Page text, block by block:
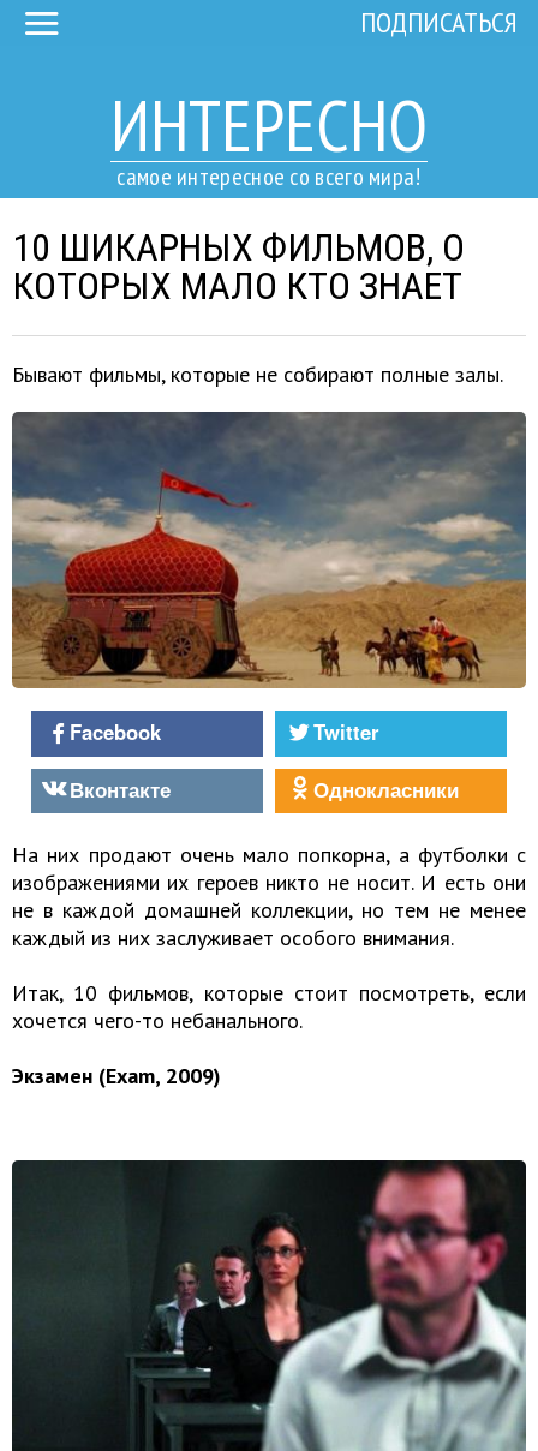
ИНТЕРЕСНО
самое интересное со всего мира!
ПОДПИСАТЬСЯ
10 ШИКАРНЫХ ФИЛЬМОВ, О
КОТОРЫХ МАЛО КТО ЗНАЕТ
Бывают фильмы, которые не собирают полные залы.
Facebook
Twitter
Вконтакте
Однокласники
На них продают очень мало попкорна, а футболки с
изображениями их героев никто не носит. И есть они
не в каждой домашней коллекции, но тем не менее
каждый из них заслуживает особого внимания.
Итак, 10 фильмов, которые стоит посмотреть, если
хочется чего-то небанального.
Экзамен (Exam, 2009)